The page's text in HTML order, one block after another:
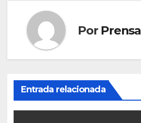
Por Prensa
Entrada relacionada